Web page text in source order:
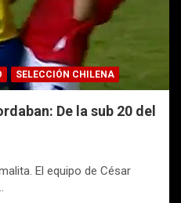
SELECCIÓN CHILENA
De la sub 20 del
El equipo de César